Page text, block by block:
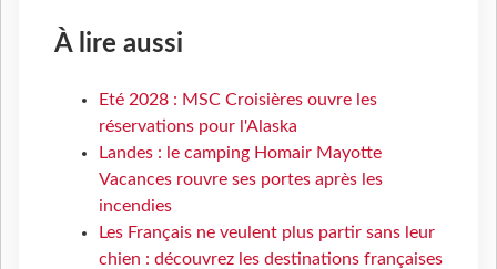
À lire aussi
Eté 2028 : MSC Croisières ouvre les
réservations pour l'Alaska
Landes : le camping Homair Mayotte
Vacances rouvre ses portes après les
incendies
Les Français ne veulent plus partir sans leur
chien : découvrez les destinations françaises